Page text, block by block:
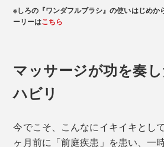
※しろの『ワンダフルブラシ』の使いはじめか
ーリーはこちら
マッサージが功を奏
ハビリ
今でこそ、こんなにイキイキとし
ヶ月前に「前庭疾患」を患い、一